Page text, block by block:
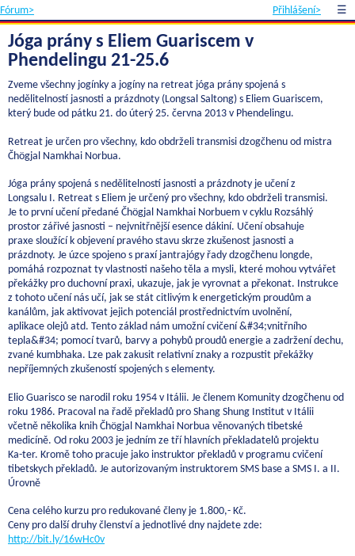
Fórum> Přihlášení> ☰
Jóga prány s Eliem Guariscem v
Phendelingu 21-25.6
Zveme všechny jogínky a jogíny na retreat jóga prány spojená s
nedělitelností jasnosti a prázdnoty (Longsal Saltong) s Eliem Guariscem,
který bude od pátku 21. do úterý 25. června 2013 v Phendelingu.
Retreat je určen pro všechny, kdo obdrželi transmisi dzogčhenu od mistra
Čhögjal Namkhai Norbua.
Jóga prány spojená s nedělitelností jasnosti a prázdnoty je učení z
Longsalu I. Retreat s Eliem je určený pro všechny, kdo obdrželi transmisi.
Je to první učení předané Čhögjal Namkhai Norbuem v cyklu Rozsáhlý
prostor zářivé jasnosti – nejvnitřnější esence dákiní. Učení obsahuje
praxe sloužící k objevení pravého stavu skrze zkušenost jasnosti a
prázdnoty. Je úzce spojeno s praxí jantrajógy řady dzogčhenu longde,
pomáhá rozpoznat ty vlastnosti našeho těla a mysli, které mohou vytvářet
překážky pro duchovní praxi, ukazuje, jak je vyrovnat a překonat. Instrukce
z tohoto učení nás učí, jak se stát citlivým k energetickým proudům a
kanálům, jak aktivovat jejich potenciál prostřednictvím uvolnění,
aplikace olejů atd. Tento základ nám umožní cvičení &#34;vnitřního
tepla&#34; pomocí tvarů, barvy a pohybů proudů energie a zadržení dechu,
zvané kumbhaka. Lze pak zakusit relativní znaky a rozpustit překážky
nepříjemných zkušeností spojených s elementy.
Elio Guarisco se narodil roku 1954 v Itálii. Je členem Komunity dzogčhenu od
roku 1986. Pracoval na řadě překladů pro Shang Shung Institut v Itálii
včetně několika knih Čhögjal Namkhai Norbua věnovaných tibetské
medicíně. Od roku 2003 je jedním ze tří hlavních překladatelů projektu
Ka-ter. Kromě toho pracuje jako instruktor překladů v programu cvičení
tibetskych překladů. Je autorizovaným instruktorem SMS base a SMS I. a II.
Úrovně
Cena celého kurzu pro redukované členy je 1.800,- Kč.
Ceny pro další druhy členství a jednotlivé dny najdete zde:
http://bit.ly/16wHc0v